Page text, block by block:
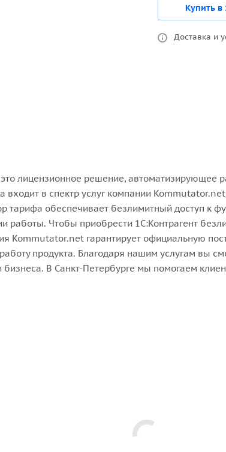
Купить в
Доставка и
лицензионное решение, автоматизирующее
входит в спектр услуг компании
обеспечивает безлимитный доступ к
работы. Чтобы приобрести 1С:Контрагент
Kommutator.net гарантирует официальную
продукта. Благодаря нашим услугам вы
В Санкт-Петербурге мы помогаем